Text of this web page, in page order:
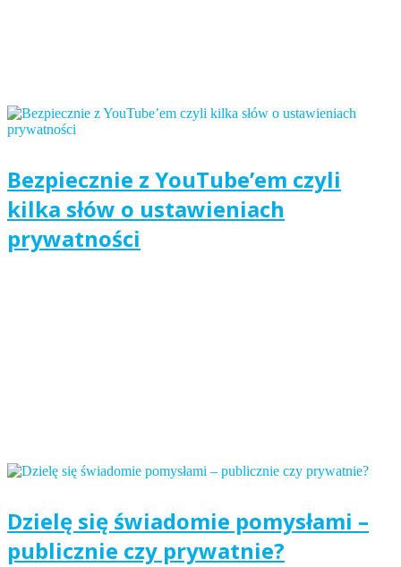
Bezpiecznie z YouTube’em czyli
kilka słów o ustawieniach
prywatności
Dzielę się świadomie pomysłami –
publicznie czy prywatnie?